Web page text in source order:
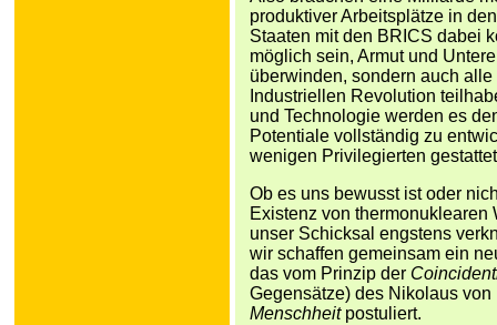
produktiver Arbeitsplätze in
Staaten mit den BRICS dabei
möglich sein, Armut und
überwinden, sondern auch
Industriellen Revolution
und Technologie werden es
Potentiale vollständig zu
wenigen Privilegierten
Ob es uns bewusst ist oder
Existenz von thermonuklearen
unser Schicksal engstens
wir schaffen gemeinsam ein
das vom Prinzip der
Gegensätze) des Nikolaus
Menschheitpostuliert.